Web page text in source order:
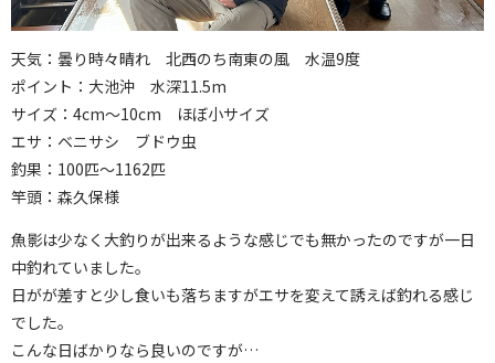
天気：曇り時々晴れ 北西のち南東の風 水温9度
ポイント：大池沖 水深11.5m
サイズ：4cm～10cm ほぼ小サイズ
エサ：ベニサシ ブドウ虫
釣果：100匹～1162匹
竿頭：森久保様
魚影は少なく大釣りが出来るような感じでも無かったのですが一日
中釣れていました。
日がが差すと少し食いも落ちますがエサを変えて誘えば釣れる感じ
でした。
こんな日ばかりなら良いのですが…